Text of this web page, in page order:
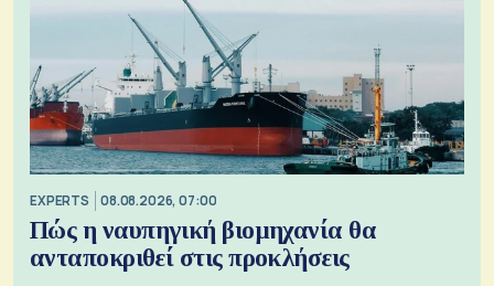
EXPERTS 08.08.2026, 07:00
Πώς η ναυπηγική βιομηχανία θα
ανταποκριθεί στις προκλήσεις